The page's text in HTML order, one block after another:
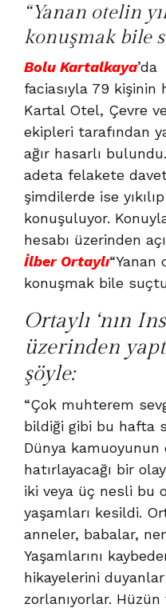
“Yanan otelin
konuşmak bile
Bolu Kartalkaya’da
faciasıyla 79 kişinin
Kartal Otel, Çevre
ekipleri tarafından
ağır hasarlı
adeta felakete
şimdilerde ise yıkılıp
konuşuluyor.
hesabı üzerinden
İlber Ortaylı“Yanan
konuşmak bile
Ortaylı ‘nın
üzerinden
şöyle:
“Çok muhterem
bildiği gibi bu hafta
Dünya
hatırlayacağı bir
iki veya üç nesli bu
yaşamları kesildi.
anneler, babalar,
Yaşamlarını
hikayelerini
zorlanıyorlar.